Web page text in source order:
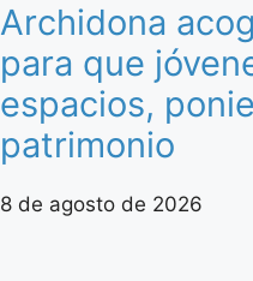
Archidona
para que
espacios,
patrimonio
8 de agosto de 2026